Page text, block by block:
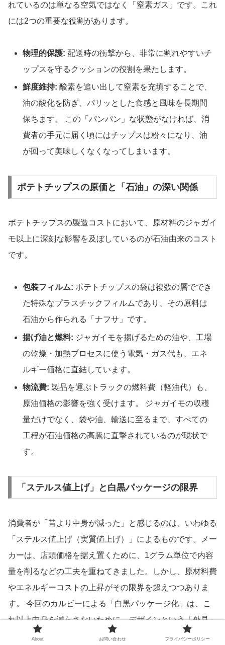
れているのは単なる空気ではなく「窒素ガス」です。これ
には2つの重要な役割があります。
物理的保護: 配送時の衝撃から、非常に割れやすいチ
ップスを守るクッションの役割を果たします。
鮮度維持: 酸素を追い出して窒素を充填することで、
油の酸化を防ぎ、パリッとした食感と風味を長期間
保ちます。 この「パンパン」な状態がなければ、消
費者の手元に届く頃にはチップスは粉々になり、油
が回って美味しくなくなってしまいます。
ポテトチップスの原価と「石油」の深い関係
ポテトチップスの製造コストにおいて、原材料のジャガイ
モ以上に深刻な影響を及ぼしているのが石油由来のコスト
です。
包装フィルム: ポテトチップスの袋は複数の層ででき
た特殊なプラスチックフィルムであり、その原料は
石油から作られる「ナフサ」です。
揚げ油と燃料: ジャガイモを揚げるための油や、工場
の乾燥・加熱プロセスに使う電気・ガス代も、エネ
ルギー価格に直結しています。
物流費: 製品を運ぶトラックの燃料費（軽油代）も、
原油価格の影響を強く受けます。 ジャガイモの収穫
量だけでなく、袋や油、輸送に至るまで、すべての
工程が石油価格の高騰に直撃されているのが現状で
す。
「ステルス値上げ」と白黒パッケージの限界
消費者が「昔より中身が減った」と感じるのは、いわゆる
「ステルス値上げ（実質値上げ）」によるものです。メー
カーは、店頭価格を据え置くために、1グラム単位で内容
量を削るなどの工夫を重ねてきました。しかし、原材料費
やエネルギーコストの上昇がその限界を超えつつありま
す。 今回のカルビーによる「白黒パッケージ化」は、こ
れ以上中身を減らさないために、デザインという「外見」
のコストを極限まで削ぎ落とした、メーカーとしての最後
About お問い合わせ プライバシーポリシー